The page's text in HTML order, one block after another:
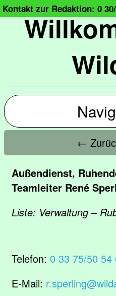
Kontakt zur Redaktion: 0
←
Außendienst,
Teamleiter René
Liste: Verwaltung –
Telefon: 0 33 75/50 54
E-Mail: